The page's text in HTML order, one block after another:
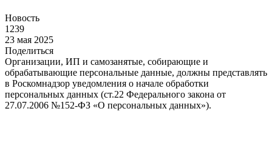
Новость
1239
23 мая 2025
Поделиться
Организации, ИП и самозанятые, собирающие и
обрабатывающие персональные данные, должны представлять
в Роскомнадзор уведомления о начале обработки
персональных данных (ст.22 Федерального закона от
27.07.2006 №152-ФЗ «О персональных данных»).